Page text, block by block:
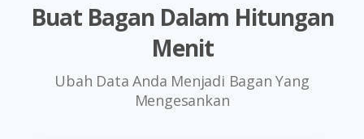
Buat Bagan Dalam Hitungan
Menit
Ubah Data Anda Menjadi Bagan Yang
Mengesankan